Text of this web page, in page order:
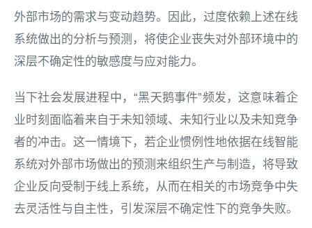
外部市场的需求与变动趋势。因此，过度依赖上述在线
系统做出的分析与预测，将使企业丧失对外部环境中的
深层不确定性的敏感度与应对能力。
当下社会发展进程中，“黑天鹅事件”频发，这意味着企
业时刻面临着来自于未知领域、未知行业以及未知竞争
者的冲击。这一情境下，若企业惯例性地依据在线智能
系统对外部市场做出的预测来组织生产与制造，将导致
企业反向受制于线上系统，从而在相关的市场竞争中失
去灵活性与自主性，引发深层不确定性下的竞争失败。